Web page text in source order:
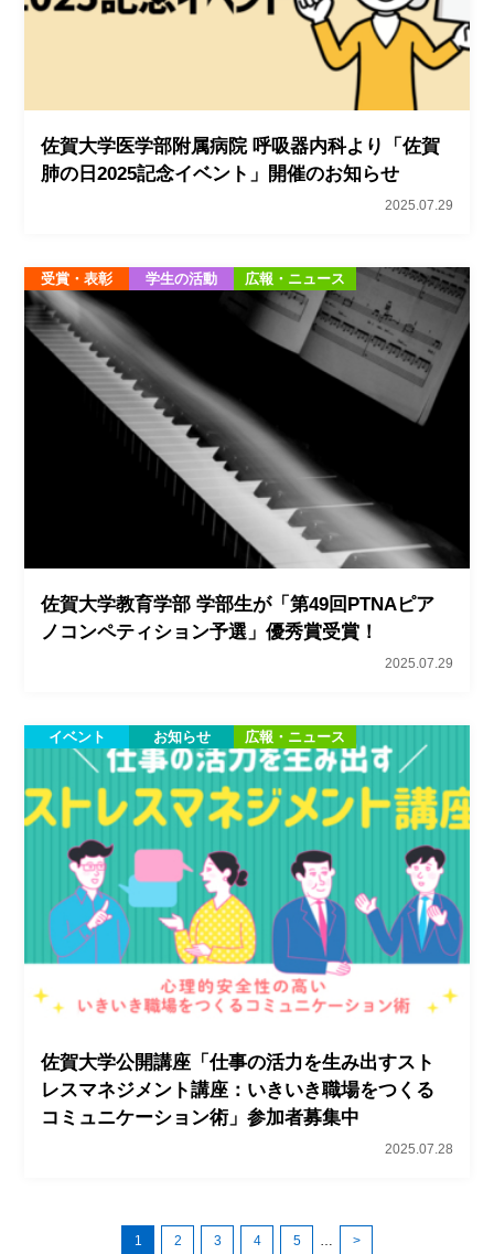
佐賀大学医学部附属病院 呼吸器内科より「佐賀
肺の日2025記念イベント」開催のお知らせ
2025.07.29
受賞・表彰 学生の活動 広報・ニュース
佐賀大学教育学部 学部生が「第49回PTNAピア
ノコンペティション予選」優秀賞受賞！
2025.07.29
イベント お知らせ 広報・ニュース
佐賀大学公開講座「仕事の活力を生み出すスト
レスマネジメント講座：いきいき職場をつくる
コミュニケーション術」参加者募集中
2025.07.28
1 2 3 4 5 … >